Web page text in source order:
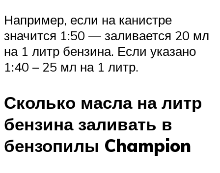
Например, если на канистре
значится 1:50 — заливается 20 мл
на 1 литр бензина. Если указано
1:40 – 25 мл на 1 литр.
Сколько масла на литр
бензина заливать в
бензопилы Champion